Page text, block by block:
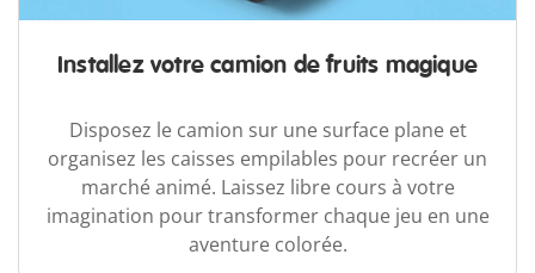
Installez votre camion de fruits magique
Disposez le camion sur une surface plane et
organisez les caisses empilables pour recréer un
marché animé. Laissez libre cours à votre
imagination pour transformer chaque jeu en une
aventure colorée.